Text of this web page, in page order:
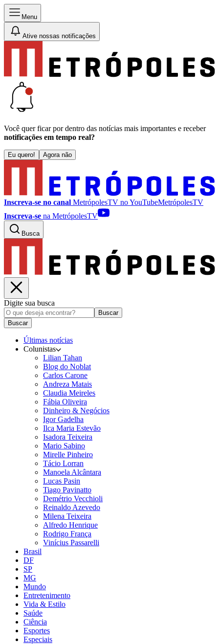
Menu
Ative nossas notificações
Você quer ficar por dentro das notícias mais importantes e receber
notificações em tempo real?
Eu quero! Agora não
Inscreva-se no canal MetrópolesTV noYouTubeMetrópolesTV
Inscreva-se na MetrópolesTV
Busca
Digite sua busca
Buscar
Buscar
Últimas notícias
Colunistas
Lilian Tahan
Blog do Noblat
Carlos Carone
Andreza Matais
Claudia Meireles
Fábia Oliveira
Dinheiro & Negócios
Igor Gadelha
Ilca Maria Estevão
Isadora Teixeira
Mario Sabino
Mirelle Pinheiro
Tácio Lorran
Manoela Alcântara
Lucas Pasin
Tiago Pavinatto
Demétrio Vecchioli
Reinaldo Azevedo
Milena Teixeira
Alfredo Henrique
Rodrigo França
Vinícius Passarelli
Brasil
DF
SP
MG
Mundo
Entretenimento
Vida & Estilo
Saúde
Ciência
Esportes
Especiais